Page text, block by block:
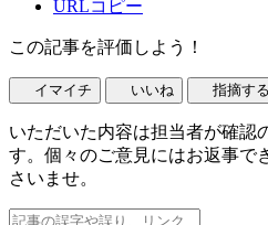
URLコピー
この記事を評価しよう！
イマイチ いいね 指摘する
いただいた内容は担当者が確認
す。個々のご意見にはお返事で
さいませ。